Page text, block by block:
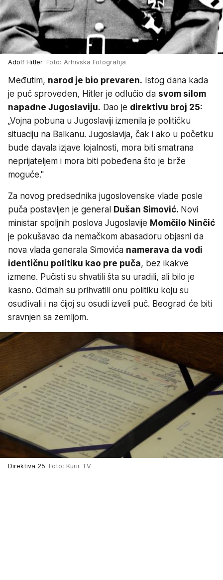
Adolf Hitler Foto: Arhivska Fotografija
Međutim, narod je bio prevaren. Istog dana kada
je puč sproveden, Hitler je odlučio da svom silom
napadne Jugoslaviju. Dao je direktivu broj 25:
„Vojna pobuna u Jugoslaviji izmenila je političku
situaciju na Balkanu. Jugoslavija, čak i ako u početku
bude davala izjave lojalnosti, mora biti smatrana
neprijateljem i mora biti pobeđena što je brže
moguće."
Za novog predsednika jugoslovenske vlade posle
puča postavljen je general Dušan Simović. Novi
ministar spoljnih poslova Jugoslavije Momčilo Ninčić
je pokušavao da nemačkom abasadoru objasni da
nova vlada generala Simovića namerava da vodi
identičnu politiku kao pre puča, bez ikakve
izmene. Pučisti su shvatili šta su uradili, ali bilo je
kasno. Odmah su prihvatili onu politiku koju su
osuđivali i na čijoj su osudi izveli puč. Beograd će biti
sravnjen sa zemljom.
Direktiva 25 Foto: Kurir TV